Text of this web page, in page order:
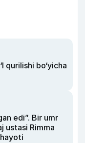
qurilishi bo‘yicha
edi”. Bir umr
ustasi Rimma